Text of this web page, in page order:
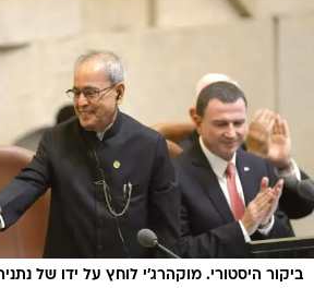
ביקור היסטורי. מוקהרג'י לוחץ על ידו של